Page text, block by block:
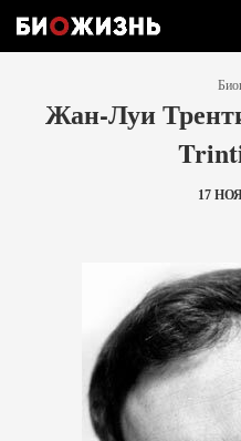
Жан-Луи
17